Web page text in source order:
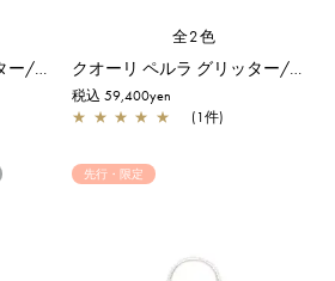
クオーリ ペルラ グリッター/ミディアム/フラミンゴシルバー【一部店舗先行販売商品】
全2色
クオーリ ペルラ グリッター/スモール/ホワイトシルバー【オンラインストア先行販売商品】
税込 59,400yen
★ ★ ★ ★ ★ (1件)
先行・限定